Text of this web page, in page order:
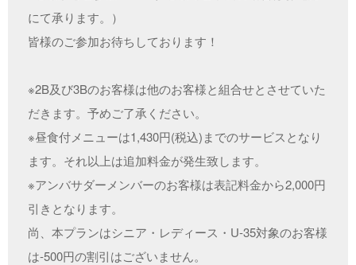
にて承ります。）
皆様のご参加お待ちしております！
※2B及び3Bのお客様は他のお客様と組合せとさせていた
だきます。予めご了承ください。
※昼食付メニューは1,430円(税込)までのサービスとなり
ます。それ以上は追加料金が発生致します。
※アンバサダーメンバーのお客様は表記料金から2,000円
引きとなります。
尚、本プランはシニア・レディース・U-35対象のお客様
は-500円の割引はございません。